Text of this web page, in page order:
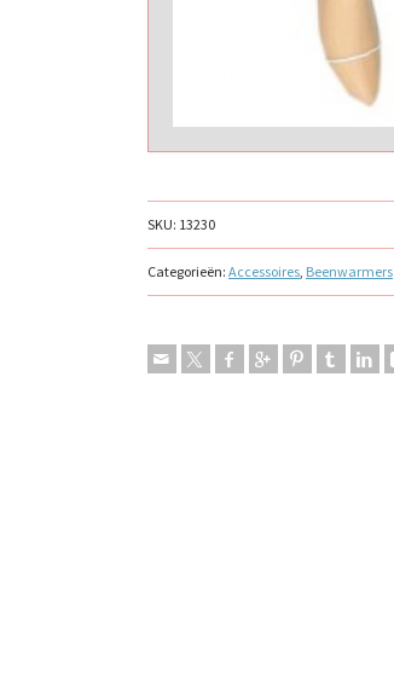
SKU: 13230
Categorieën: Accessoires Beenwarmers